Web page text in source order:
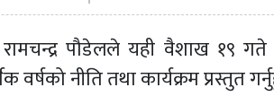
रामचन्द्र पौडेलले यही वैशाख
नीति तथा कार्यक्रम प्रस्तुत